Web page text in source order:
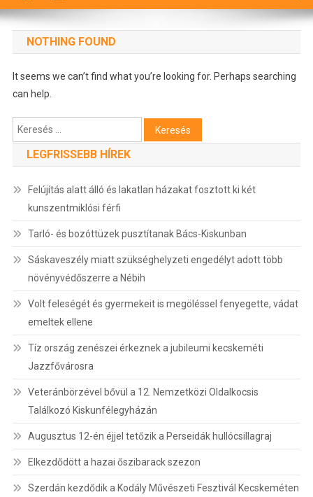
NOTHING FOUND
It seems we can’t find what you’re looking for. Perhaps searching
can help.
Keresés:
LEGFRISSEBB HÍREK
Felújítás alatt álló és lakatlan házakat fosztott ki két
kunszentmiklósi férfi
Tarló- és bozóttüzek pusztítanak Bács-Kiskunban
Sáskaveszély miatt szükséghelyzeti engedélyt adott több
növényvédőszerre a Nébih
Volt feleségét és gyermekeit is megöléssel fenyegette, vádat
emeltek ellene
Tíz ország zenészei érkeznek a jubileumi kecskeméti
Jazzfővárosra
Veteránbörzével bővül a 12. Nemzetközi Oldalkocsis
Találkozó Kiskunfélegyházán
Augusztus 12-én éjjel tetőzik a Perseidák hullócsillagraj
Elkezdődött a hazai őszibarack szezon
Szerdán kezdődik a Kodály Művészeti Fesztivál Kecskeméten